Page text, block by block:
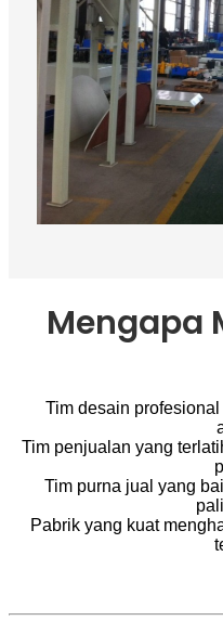
Mengapa
Tim desain
Tim penjualan yang
Tim purna jual yang
Pabrik yang kuat